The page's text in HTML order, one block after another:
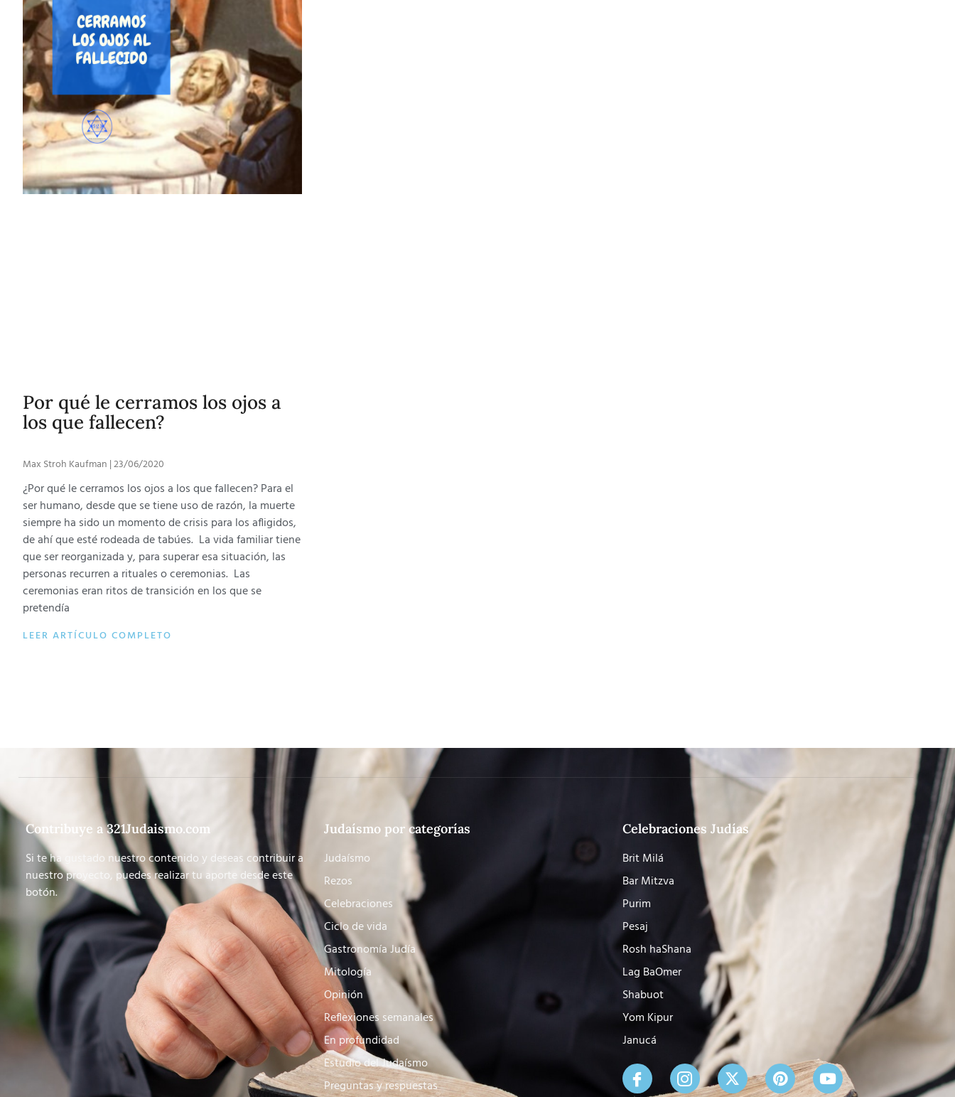
Por qué le cerramos los ojos a
los que fallecen?
Max Stroh Kaufman 23/06/2020
¿Por qué le cerramos los ojos a los que fallecen? Para el
ser humano, desde que se tiene uso de razón, la muerte
siempre ha sido un momento de crisis para los afligidos,
de ahí que esté rodeada de tabúes. La vida familiar tiene
que ser reorganizada y, para superar esa situación, las
personas recurren a rituales o ceremonias. Las
ceremonias eran ritos de transición en los que se
pretendía
LEER ARTÍCULO COMPLETO
Contribuye a 321Judaismo.com
Si te ha gustado nuestro contenido y deseas contribuir a
nuestro proyecto, puedes realizar tu aporte desde este
botón.
Judaísmo por categorías
Judaísmo
Rezos
Celebraciones
Ciclo de vida
Gastronomía Judía
Mitología
Opinión
Reflexiones semanales
En profundidad
Estudio del Judaísmo
Preguntas y respuestas
Celebraciones Judías
Brit Milá
Bar Mitzva
Purim
Pesaj
Rosh haShana
Lag BaOmer
Shabuot
Yom Kipur
Janucá